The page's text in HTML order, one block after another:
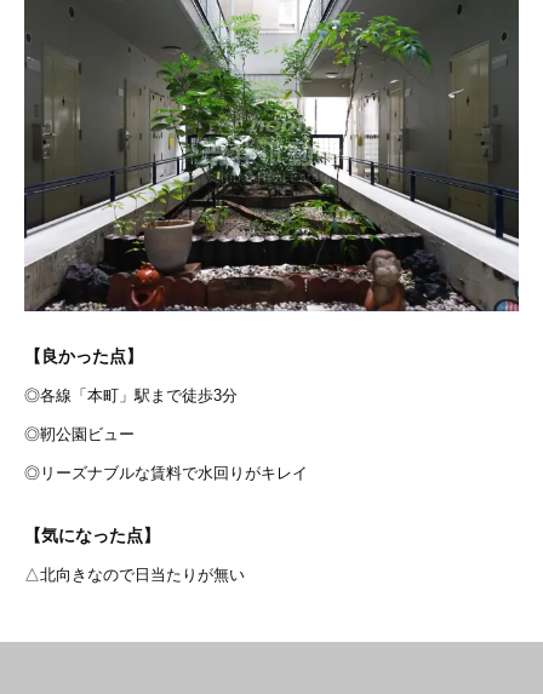
【良かった点】
◎各線「本町」駅まで徒歩3分
◎靭公園ビュー
◎リーズナブルな賃料で水回りがキレイ
【気になった点】
△北向きなので日当たりが無い